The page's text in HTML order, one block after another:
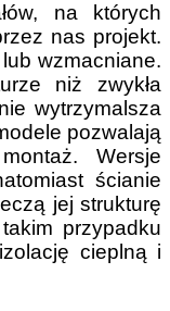
na których
nas projekt.
wzmacniane.
niż zwykła
wytrzymalsza
pozwalają
Wersje
ścianie
jej strukturę
przypadku
cieplną i